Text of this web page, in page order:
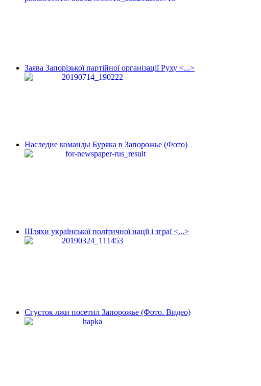
Заява Запорізької партійної організації Руху <...>
Наследие команды Буряка в Запорожье (Фото)
Шляхи української політичної нації і зграї <...>
Сгусток лжи посетил Запорожье (Фото. Видео)